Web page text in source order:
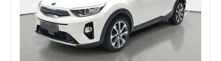
Previous Next